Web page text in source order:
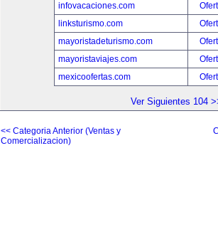
infovacaciones.com
linksturismo.com
mayoristadeturismo.com
mayoristaviajes.com
mexicoofertas.com
Ver Siguientes 104
<< Categoria Anterior (Ventas y
Comercializacion)